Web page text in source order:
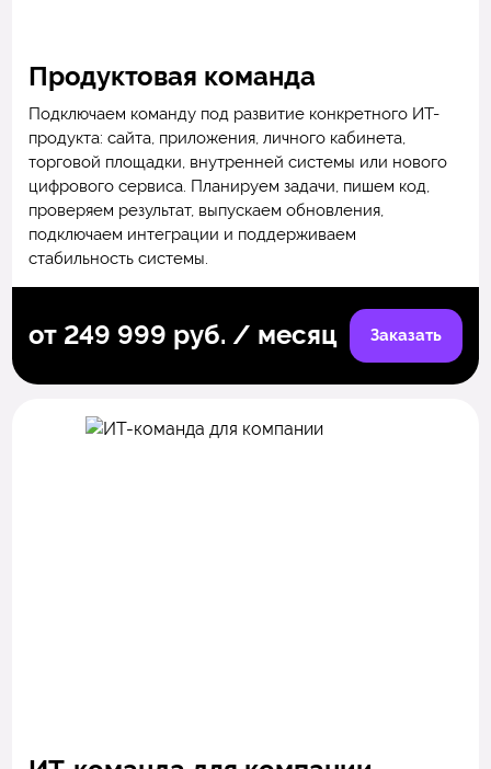
Продуктовая команда
Подключаем команду под развитие конкретного ИТ-
продукта: сайта, приложения, личного кабинета,
торговой площадки, внутренней системы или нового
цифрового сервиса. Планируем задачи, пишем код,
проверяем результат, выпускаем обновления,
подключаем интеграции и поддерживаем
стабильность системы.
от 249 999 руб. / месяц Заказать